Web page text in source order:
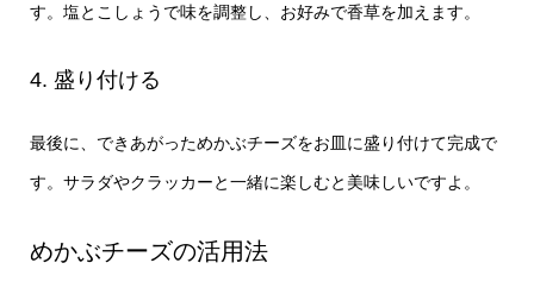
す。塩とこしょうで味を調整し、お好みで香草を加えます。
4. 盛り付ける
最後に、できあがっためかぶチーズをお皿に盛り付けて完成で
す。サラダやクラッカーと一緒に楽しむと美味しいですよ。
めかぶチーズの活用法